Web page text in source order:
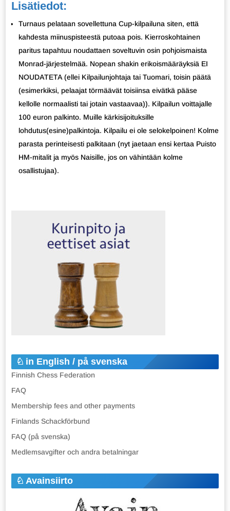
Lisätiedot:
Turnaus pelataan sovellettuna Cup-kilpailuna siten, että
kahdesta miinuspisteestä putoaa pois. Kierroskohtainen
paritus tapahtuu noudattaen soveltuvin osin pohjoismaista
Monrad-järjestelmää. Nopean shakin erikoismääräyksiä EI
NOUDATETA (ellei Kilpailunjohtaja tai Tuomari, toisin päätä
(esimerkiksi, pelaajat törmäävät toisiinsa eivätkä pääse
kellolle normaalisti tai jotain vastaavaa)). Kilpailun voittajalle
100 euron palkinto. Muille kärkisijoituksille
lohdutus(esine)palkintoja. Kilpailu ei ole selokelpoinen! Kolme
parasta perinteisesti palkitaan (nyt jaetaan ensi kertaa Puisto
HM-mitalit ja myös Naisille, jos on vähintään kolme
osallistujaa).
in English / på svenska
Finnish Chess Federation
FAQ
Membership fees and other payments
Finlands Schackförbund
FAQ (på svenska)
Medlemsavgifter och andra betalningar
Avainsiirto